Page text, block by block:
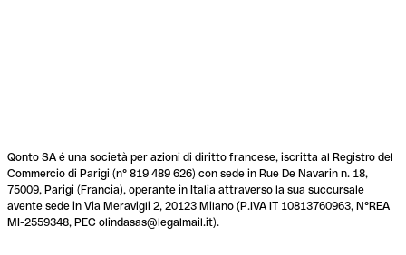
Qonto SA é una società per azioni di diritto francese, iscritta al Registro del
Commercio di Parigi (n° 819 489 626) con sede in Rue De Navarin n. 18,
75009, Parigi (Francia), operante in Italia attraverso la sua succursale
avente sede in Via Meravigli 2, 20123 Milano (P.IVA IT 10813760963, N°REA
MI-2559348, PEC olindasas@legalmail.it).